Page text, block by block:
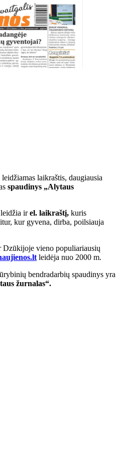
laikraštis, daugiausia
spaudinys „Alytaus
irel. laikraštį, kuris
kur gyvena, dirba, poilsiauja
vieno populiariausių
leidėja nuo 2000 m.
bendradarbių spaudinys yra
žurnalas“.